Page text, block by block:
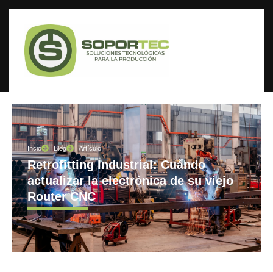
Incio Blog Artículo
Retrofitting Industrial: Cuándo
actualizar la electrónica de su viejo
Router CNC